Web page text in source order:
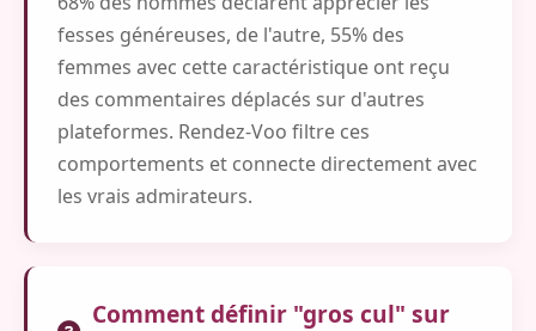
fesses généreuses, de l'autre, 55% des
femmes avec cette caractéristique ont reçu
des commentaires déplacés sur d'autres
plateformes. Rendez-Voo filtre ces
comportements et connecte directement avec
les vrais admirateurs.
Comment définir "gros cul" sur